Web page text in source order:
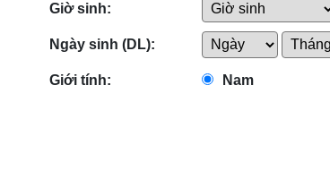
Giờ sinh:
Ngày sinh (DL):
Giới tính: Nam